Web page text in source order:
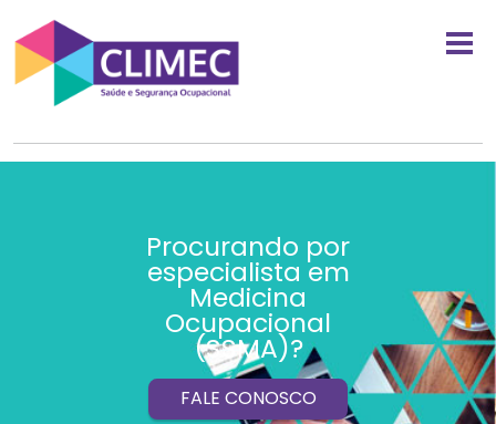
Procurando por
especialista em
Medicina
Ocupacional
(SSMA)?
FALE CONOSCO